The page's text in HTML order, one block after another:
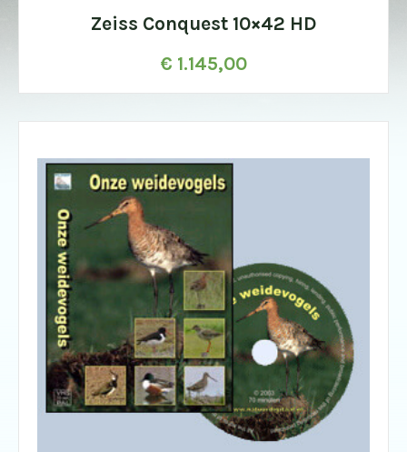
Zeiss Conquest 10×42 HD
€ 1.145,00